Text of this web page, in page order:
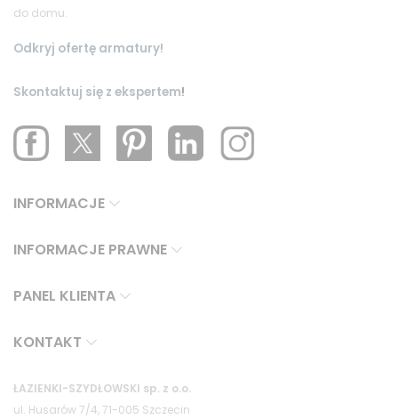
do domu.
Odkryj ofertę armatury!
Skontaktuj się z ekspertem!
INFORMACJE
INFORMACJE PRAWNE
PANEL KLIENTA
KONTAKT
ŁAZIENKI-SZYDŁOWSKI sp. z o.o.
ul. Husarów 7/4, 71-005 Szczecin